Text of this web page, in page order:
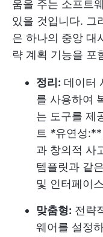
움을 주는 소프트
있을 것입니다. 그
은 하나의 중앙 대
략 계획 기능을 포
정리: 데이터
를 사용하여
는 도구를 제
트 *유연성
과 창의적 사
템플릿과 같
및 인터페이
맞춤형: 전략
웨어를 설정